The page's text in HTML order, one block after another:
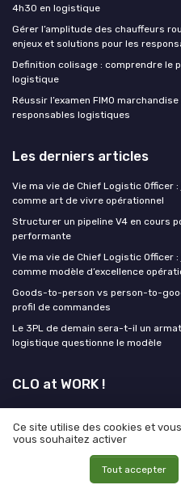
4h30 en logistique
Gérer l’amplitude des chauffeurs
enjeux et solutions pour les
Definition colisage : comprendre le
logistique
Réussir l’examen FIMO
responsables logistiques
Les derniers articles
Vie ma vie de Chief Logistic Officer
comme art de vivre opérationnel
Structurer un pipeline V4 en cours
performante
Vie ma vie de Chief Logistic Officer
comme modèle d’excellence
Goods-to-person vs person-to-
profil de commandes
Le 3PL de demain sera-t-il un
logistique questionne le modèle
CLO at WORK !
Ce site utilise des cookies et
vous souhaitez activer
Tout accepter